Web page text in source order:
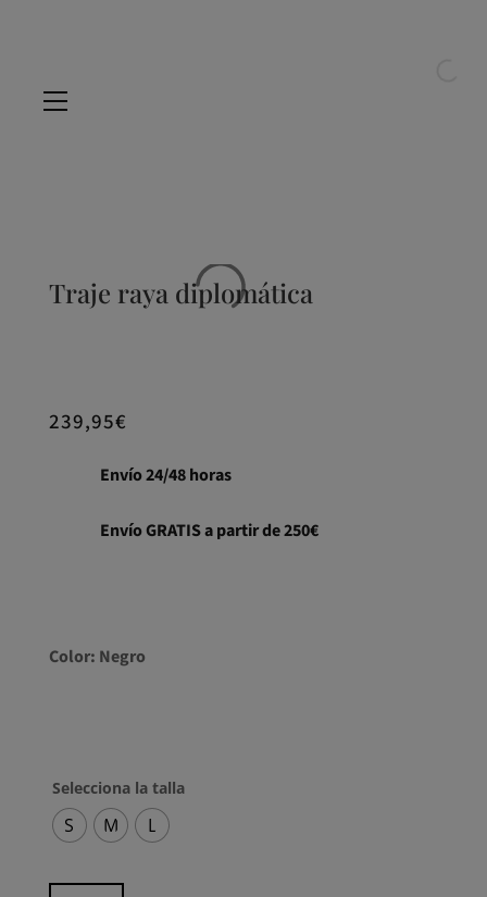
Traje raya diplomática
239,95€
Envío 24/48 horas
Envío GRATIS a partir de 250€
Color: Negro
Selecciona la talla
S M L